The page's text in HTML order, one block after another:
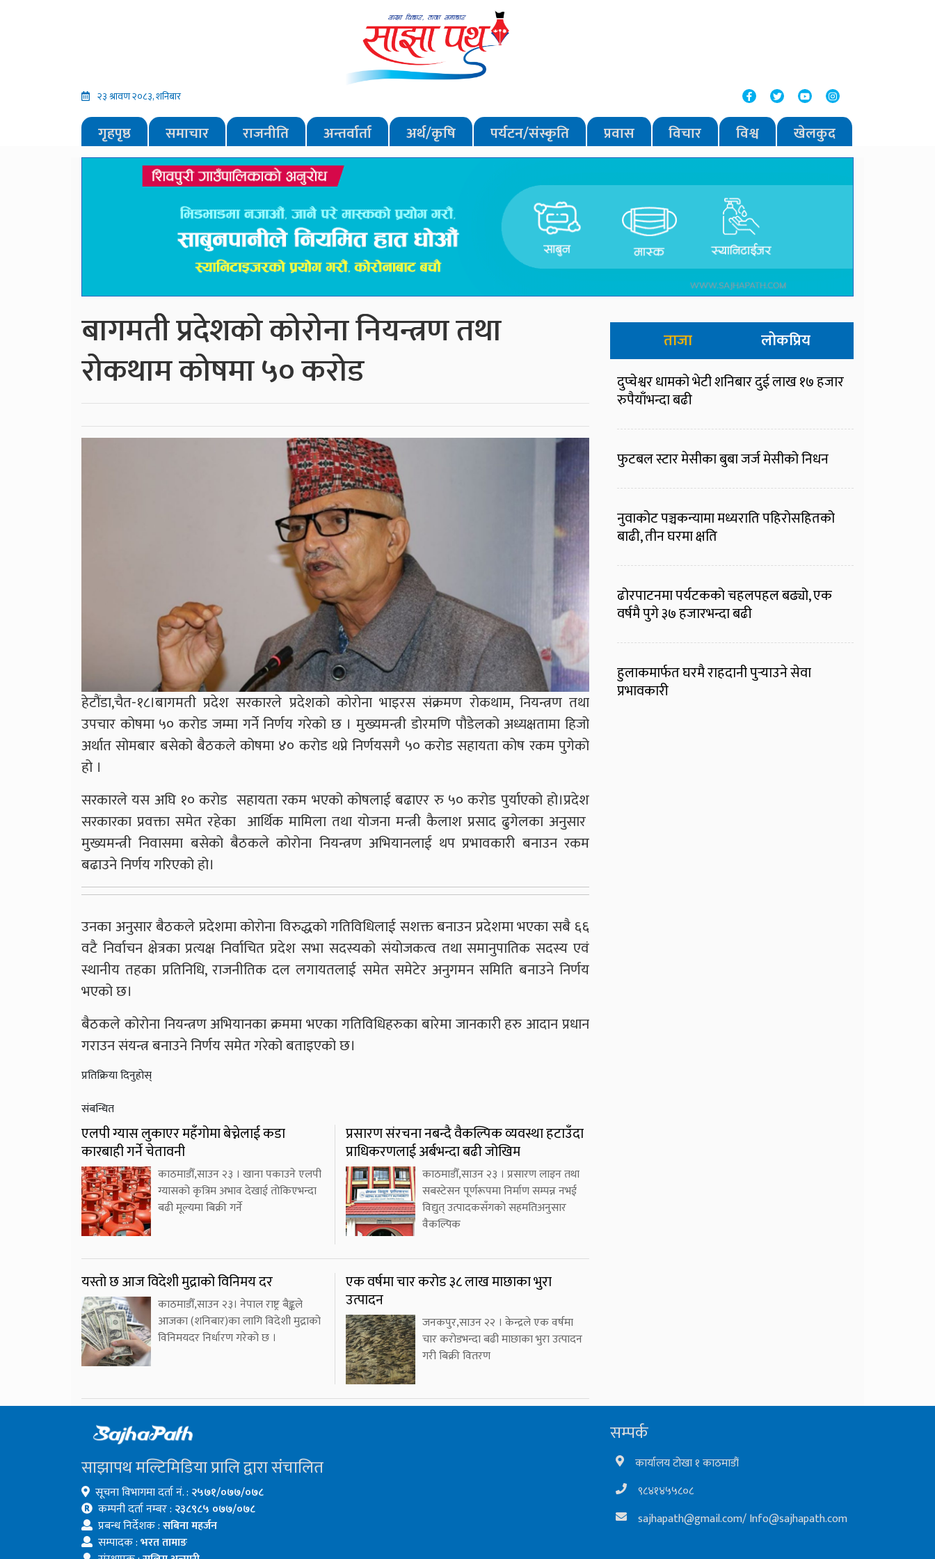
२३ श्रावण २०८३, शनिबार
गृहपृष्ठ समाचार राजनीति अन्तर्वार्ता अर्थ/कृषि पर्यटन/संस्कृति प्रवास विचार विश्व खेलकुद
बागमती प्रदेशको कोरोना नियन्त्रण तथा
रोकथाम कोषमा ५० करोड
हेटौंडा,चैत-१८।बागमती प्रदेश सरकारले प्रदेशको कोरोना भाइरस संक्रमण रोकथाम, नियन्त्रण तथा
उपचार कोषमा ५० करोड जम्मा गर्ने निर्णय गरेको छ । मुख्यमन्त्री डोरमणि पौडेलको अध्यक्षतामा हिजो
अर्थात सोमबार बसेको बैठकले कोषमा ४० करोड थप्ने निर्णयसगै ५० करोड सहायता कोष रकम पुगेको
हो ।
सरकारले यस अघि १० करोड सहायता रकम भएको कोषलाई बढाएर रु ५० करोड पुर्याएको हो।प्रदेश
सरकारका प्रवक्ता समेत रहेका आर्थिक मामिला तथा योजना मन्त्री कैलाश प्रसाद ढुगेलका अनुसार
मुख्यमन्त्री निवासमा बसेको बैठकले कोरोना नियन्त्रण अभियानलाई थप प्रभावकारी बनाउन रकम
बढाउने निर्णय गरिएको हो।
उनका अनुसार बैठकले प्रदेशमा कोरोना विरुद्धको गतिविधिलाई सशक्त बनाउन प्रदेशमा भएका सबै ६६
वटै निर्वाचन क्षेत्रका प्रत्यक्ष निर्वाचित प्रदेश सभा सदस्यको संयोजकत्व तथा समानुपातिक सदस्य एवं
स्थानीय तहका प्रतिनिधि, राजनीतिक दल लगायतलाई समेत समेटेर अनुगमन समिति बनाउने निर्णय
भएको छ।
बैठकले कोरोना नियन्त्रण अभियानका क्रममा भएका गतिविधिहरुका बारेमा जानकारी हरु आदान प्रधान
गराउन संयन्त्र बनाउने निर्णय समेत गरेको बताइएको छ।
प्रतिक्रिया दिनुहोस्
संबन्धित
एलपी ग्यास लुकाएर महँगोमा बेच्नेलाई कडा
कारबाही गर्ने चेतावनी
काठमाडौँ,साउन २३ । खाना पकाउने एलपी
ग्यासको कृत्रिम अभाव देखाई तोकिएभन्दा
बढी मूल्यमा बिक्री गर्ने
प्रसारण संरचना नबन्दै वैकल्पिक व्यवस्था हटाउँदा
प्राधिकरणलाई अर्बभन्दा बढी जोखिम
काठमाडौँ,साउन २३ । प्रसारण लाइन तथा
सबस्टेसन पूर्णरूपमा निर्माण सम्पन्न नभई
विद्युत् उत्पादकसँगको सहमतिअनुसार
वैकल्पिक
यस्तो छ आज विदेशी मुद्राको विनिमय दर
काठमाडौँ,साउन २३। नेपाल राष्ट्र बैङ्कले
आजका (शनिबार)का लागि विदेशी मुद्राको
विनिमयदर निर्धारण गरेको छ ।
एक वर्षमा चार करोड ३८ लाख माछाका भुरा
उत्पादन
जनकपुर,साउन २२ । केन्द्रले एक वर्षमा
चार करोडभन्दा बढी माछाका भुरा उत्पादन
गरी बिक्री वितरण
ताजा लोकप्रिय
दुप्चेश्वर धामको भेटी शनिबार दुई लाख १७ हजार
रुपैयाँभन्दा बढी
फुटबल स्टार मेसीका बुबा जर्ज मेसीको निधन
नुवाकोट पञ्चकन्यामा मध्यराति पहिरोसहितको
बाढी, तीन घरमा क्षति
ढोरपाटनमा पर्यटकको चहलपहल बढ्यो, एक
वर्षमै पुगे ३७ हजारभन्दा बढी
हुलाकमार्फत घरमै राहदानी पुर्‍याउने सेवा
प्रभावकारी
साझापथ मल्टिमिडिया प्रालि द्वारा संचालित
सूचना विभागमा दर्ता नं. : २५७१/०७७/०७८
कम्पनी दर्ता नम्बर : २३८९८५ ०७७/०७८
प्रबन्ध निर्देशक :सबिना महर्जन
सम्पादक :भरत तामाङ
सम्पर्क
कार्यालय टोखा १ काठमाडौं
९८४१४५५८०८
sajhapath@gmail.com/Info@sajhapath.com